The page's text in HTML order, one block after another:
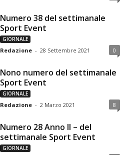
Numero 38 del settimanale
Sport Event
GIORNALE
Redazione - 28 Settembre 2021 0
Nono numero del settimanale
Sport Event
GIORNALE
Redazione - 2 Marzo 2021 8
Numero 28 Anno II – del
settimanale Sport Event
GIORNALE